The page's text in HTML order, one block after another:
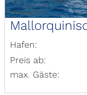
Hafen:
Preis ab:
max. Gäste: